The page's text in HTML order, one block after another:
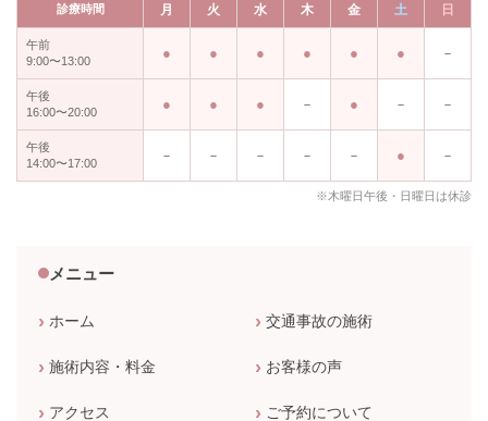
診療時間 月 火 水 木 金 土 日
午前
9:00〜13:00
－
午後
16:00〜20:00
－ － －
午後
14:00〜17:00
－ － － － － －
※木曜日午後・日曜日は休診
メニュー
ホーム 交通事故の施術
施術内容・料金 お客様の声
アクセス ご予約について